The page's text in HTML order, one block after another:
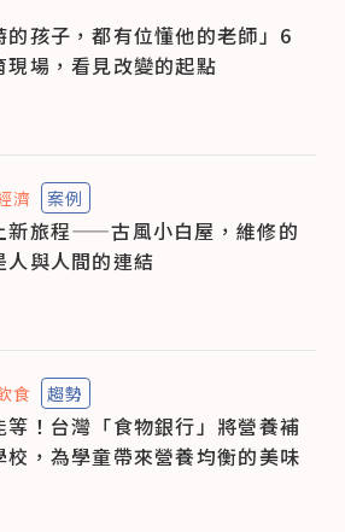
的孩子，都有位懂他的老師」6
場，看見改變的起點
濟 案例
新旅程——古風小白屋，維修的
與人間的連結
食 趨勢
等！台灣「食物銀行」將營養補
校，為學童帶來營養均衡的美味